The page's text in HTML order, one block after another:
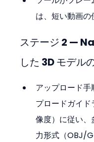
は、短い動画の
ステージ 2 —
した 3D モデル
アップロード
プロードガイ
像度）に従い、
力形式（OBJ/